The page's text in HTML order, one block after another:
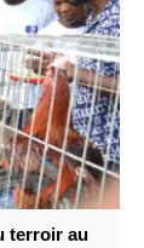
terroir au